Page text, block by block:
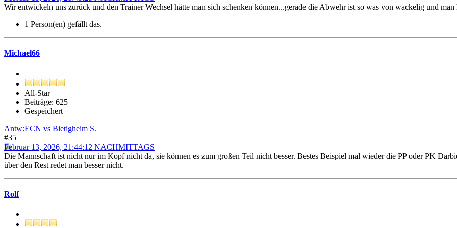
Wir entwickeln uns zurück und den Trainer Wechsel hätte man sich schenken können...gerade die Abwehr ist so was von wackelig und
1 Person(en) gefällt das.
Michael66
All-Star
Beiträge: 625
Gespeichert
Antw:ECN vs Bietigheim S.
#35
Februar 13, 2026, 21:44:12 NACHMITTAGS
Die Mannschaft ist nicht nur im Kopf nicht da, sie können es zum großen Teil nicht besser. Bestes Beispiel mal wieder die PP oder PK
über den Rest redet man besser nicht.
Rolf